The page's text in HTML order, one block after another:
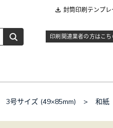
封筒印刷テンプレ
印刷関連業者の方はこち
3号サイズ (49×85mm) > 和紙